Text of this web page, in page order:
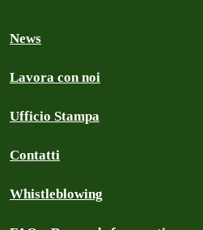
News
Lavora con noi
Ufficio Stampa
Contatti
Whistleblowing